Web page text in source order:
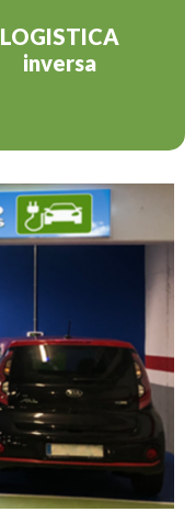
LOGISTICA
inversa